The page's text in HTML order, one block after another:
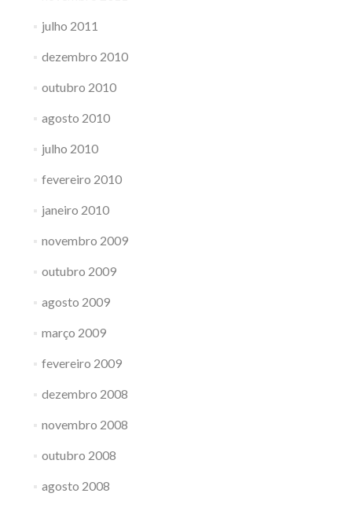
julho 2011
dezembro 2010
outubro 2010
agosto 2010
julho 2010
fevereiro 2010
janeiro 2010
novembro 2009
outubro 2009
agosto 2009
março 2009
fevereiro 2009
dezembro 2008
novembro 2008
outubro 2008
agosto 2008